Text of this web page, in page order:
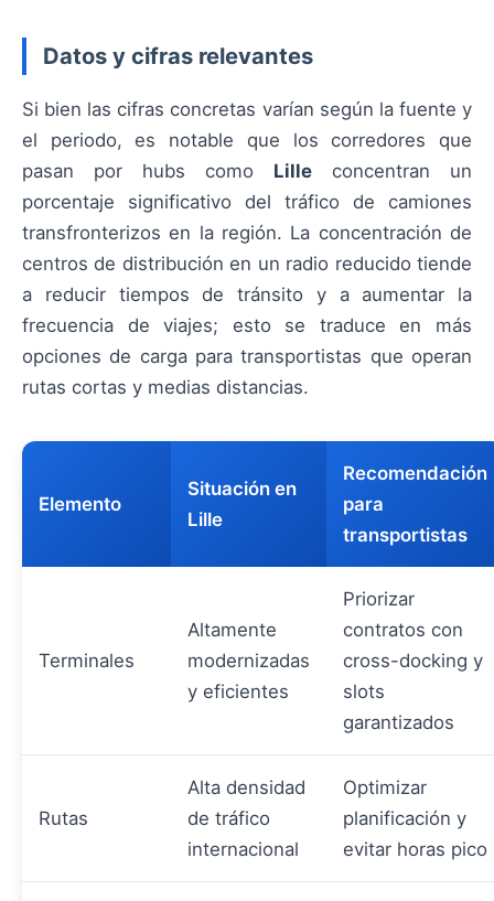
Datos y cifras relevantes
Si bien las cifras concretas varían según la fuente y
el periodo, es notable que los corredores que
pasan por hubs como Lille concentran un
porcentaje significativo del tráfico de camiones
transfronterizos en la región. La concentración de
centros de distribución en un radio reducido tiende
a reducir tiempos de tránsito y a aumentar la
frecuencia de viajes; esto se traduce en más
opciones de carga para transportistas que operan
rutas cortas y medias distancias.
Elemento
Situación en
Lille
Recomendación
para
transportistas
Terminales
Altamente
modernizadas
y eficientes
Priorizar
contratos con
cross-docking y
slots
garantizados
Rutas
Alta densidad
de tráfico
internacional
Optimizar
planificación y
evitar horas pico